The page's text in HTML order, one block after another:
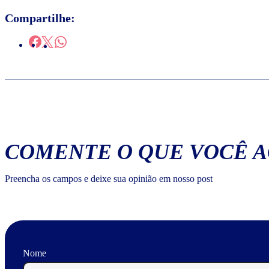
Compartilhe:
COMENTE O QUE VOCÊ
Preencha os campos e deixe sua opinião em nosso post
Nome